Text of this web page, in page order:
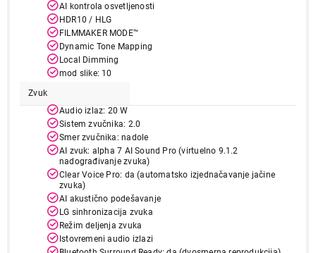
AI kontrola osvetljenosti
HDR10 / HLG
FILMMAKER MODE™
Dynamic Tone Mapping
Local Dimming
mod slike: 10
Zvuk
Audio izlaz: 20 W
Sistem zvučnika: 2.0
Smer zvučnika: nadole
AI zvuk: alpha 7 AI Sound Pro (virtuelno 9.1.2
nadograđivanje zvuka)
Clear Voice Pro: da (automatsko izjednačavanje jačine
zvuka)
AI akustično podešavanje
LG sinhronizacija zvuka
Režim deljenja zvuka
Istovremeni audio izlazi
TELEVIZORI
LG 75QNED80A3A.AEU
Proizvod je dodat u korpu.
Ukupno u korpi:0,00
Nastavi kupovinu